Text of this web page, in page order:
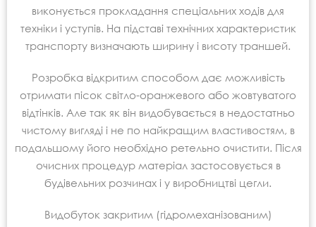
виконується прокладання спеціальних ходів для
техніки і уступів. На підставі технічних характеристик
транспорту визначають ширину і висоту траншей.
Розробка відкритим способом дає можливість
отримати пісок світло-оранжевого або жовтуватого
відтінків. Але так як він видобувається в недостатньо
чистому вигляді і не по найкращим властивостям, в
подальшому його необхідно ретельно очистити. Після
очисних процедур матеріал застосовується в
будівельних розчинах і у виробництві цегли.
Видобуток закритим (гідромеханізованим)